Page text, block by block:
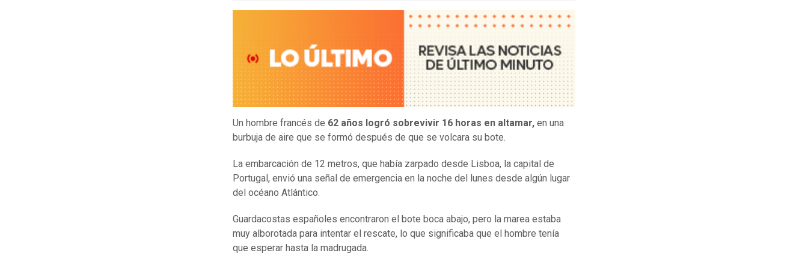
Un hombre francés de 62 años logró sobrevivir 16 horas en altamar, en una
burbuja de aire que se formó después de que se volcara su bote.
La embarcación de 12 metros, que había zarpado desde Lisboa, la capital de
Portugal, envió una señal de emergencia en la noche del lunes desde algún lugar
del océano Atlántico.
Guardacostas españoles encontraron el bote boca abajo, pero la marea estaba
muy alborotada para intentar el rescate, lo que significaba que el hombre tenía
que esperar hasta la madrugada.